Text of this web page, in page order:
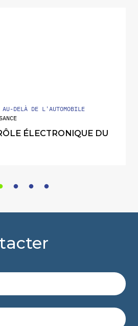
AU-DELÀ DE L'AUTOMOBILE
ÉLECTRONIQUE DU